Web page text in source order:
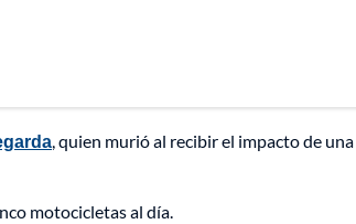
, quien murió al recibir el impacto de
motocicletas al día.